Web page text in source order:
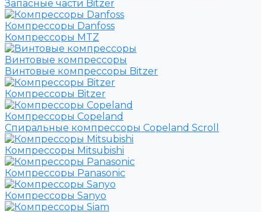
Запасные части Bitzer
Компрессоры Danfoss
Компрессоры MTZ
Винтовые компрессоры
Винтовые компрессоры Bitzer
Компрессоры Bitzer
Компрессоры Copeland
Спиральные компрессоры Copeland Scroll
Компрессоры Mitsubishi
Компрессоры Panasonic
Компрессоры Sanyo